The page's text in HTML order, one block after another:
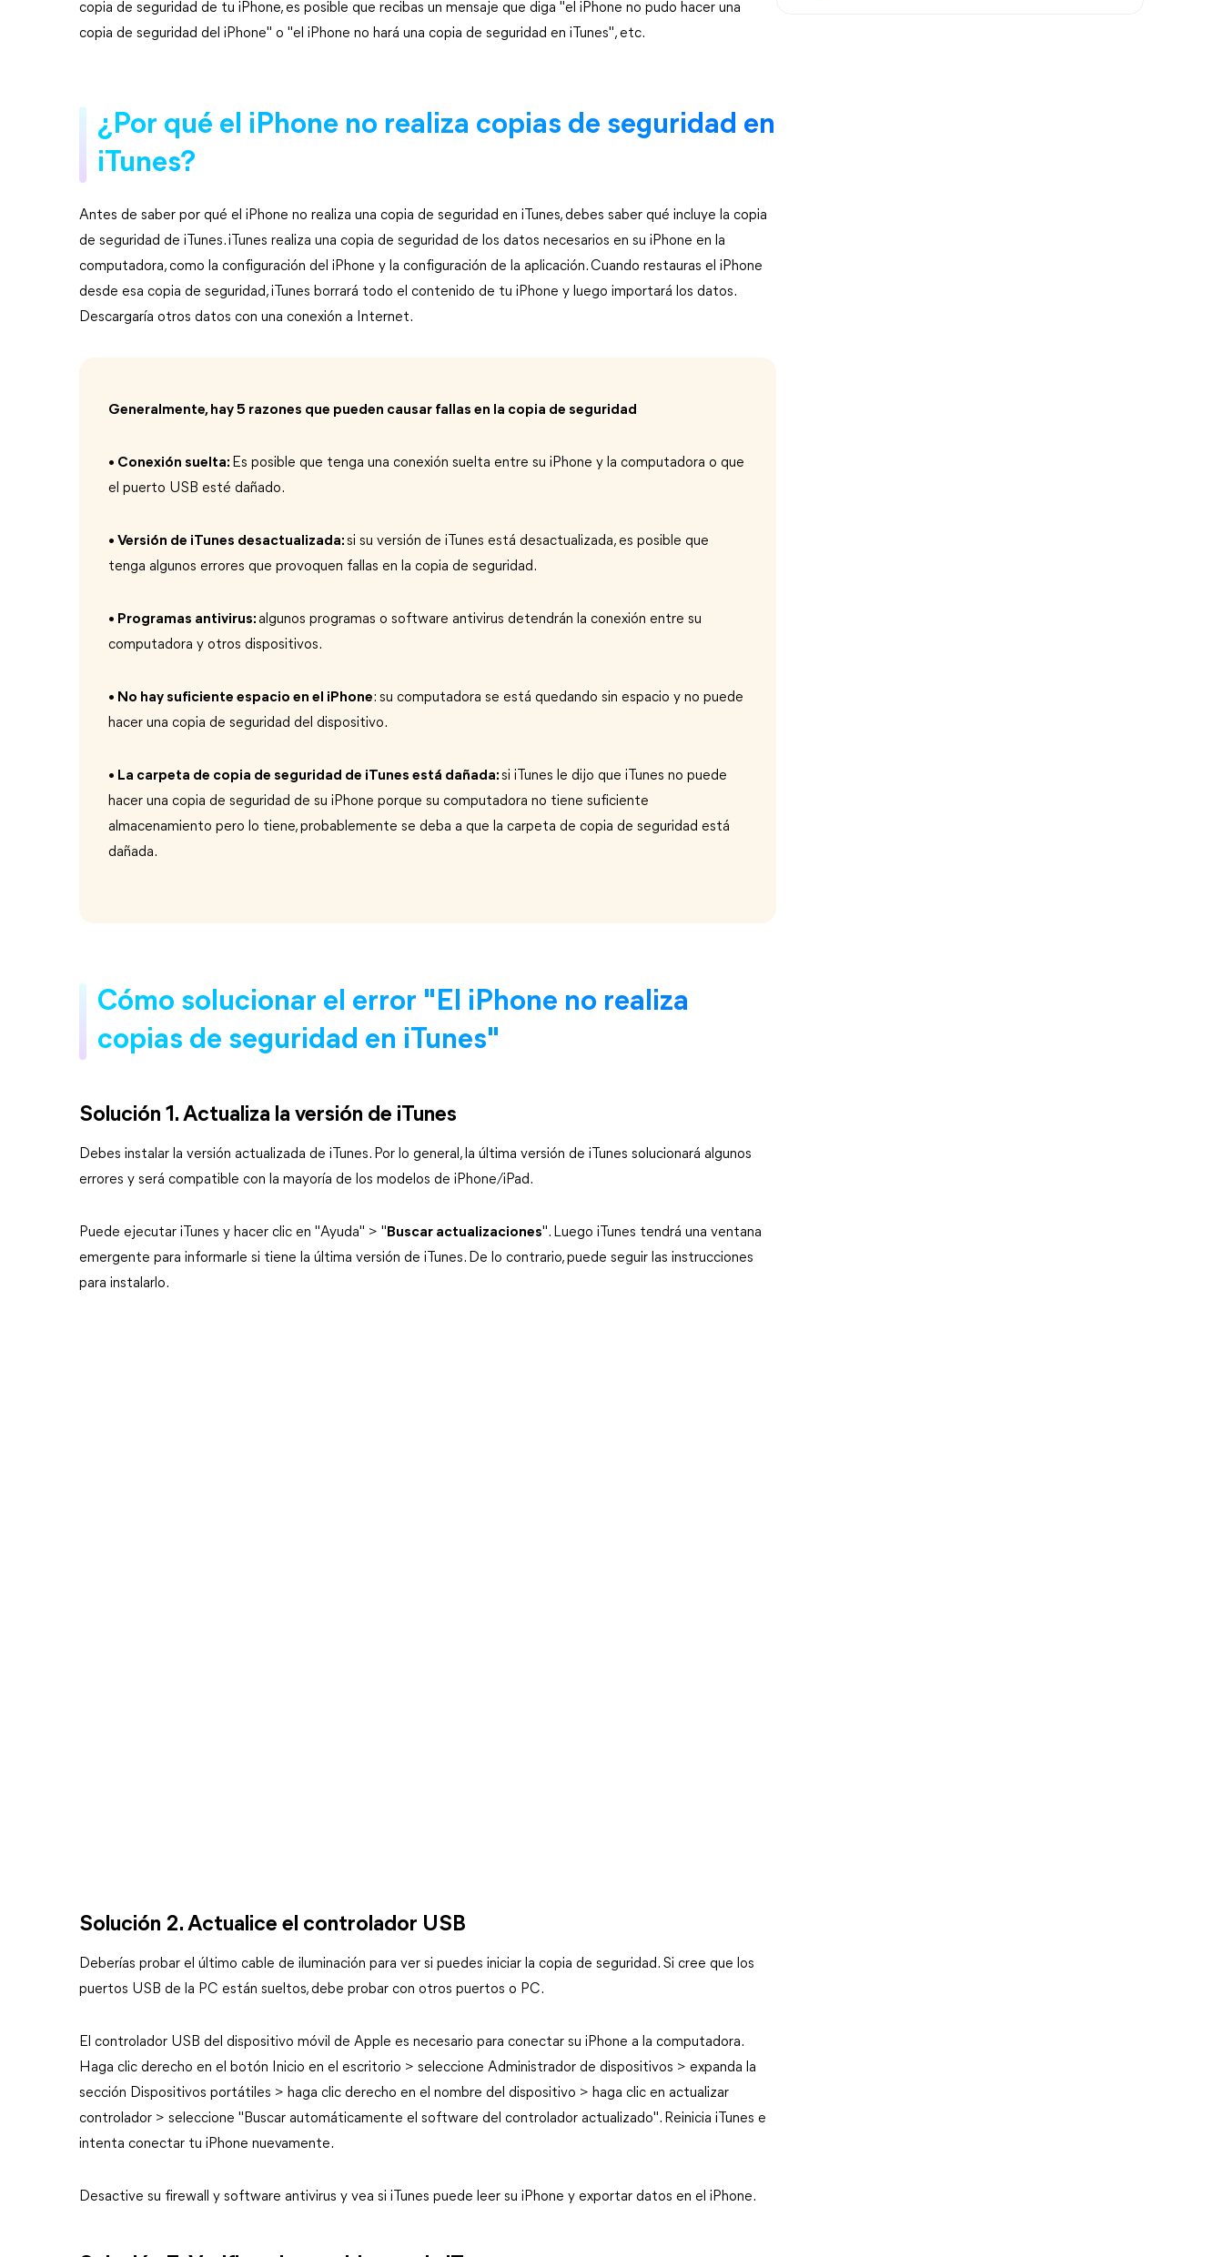
copia de seguridad de tu iPhone, es posible que recibas un mensaje que diga "el iPhone no pudo hacer una
copia de seguridad del iPhone" o "el iPhone no hará una copia de seguridad en iTunes", etc.
¿Por qué el iPhone no realiza copias de seguridad en
iTunes?
Antes de saber por qué el iPhone no realiza una copia de seguridad en iTunes, debes saber qué incluye la copia
de seguridad de iTunes. iTunes realiza una copia de seguridad de los datos necesarios en su iPhone en la
computadora, como la configuración del iPhone y la configuración de la aplicación. Cuando restauras el iPhone
desde esa copia de seguridad, iTunes borrará todo el contenido de tu iPhone y luego importará los datos.
Descargaría otros datos con una conexión a Internet.
Generalmente, hay 5 razones que pueden causar fallas en la copia de seguridad
• Conexión suelta: Es posible que tenga una conexión suelta entre su iPhone y la computadora o que
el puerto USB esté dañado.
• Versión de iTunes desactualizada:si su versión de iTunes está desactualizada, es posible que
tenga algunos errores que provoquen fallas en la copia de seguridad.
• Programas antivirus:algunos programas o software antivirus detendrán la conexión entre su
computadora y otros dispositivos.
• No hay suficiente espacio en el iPhone: su computadora se está quedando sin espacio y no puede
hacer una copia de seguridad del dispositivo.
• La carpeta de copia de seguridad de iTunes está dañada:si iTunes le dijo que iTunes no puede
hacer una copia de seguridad de su iPhone porque su computadora no tiene suficiente
almacenamiento pero lo tiene, probablemente se deba a que la carpeta de copia de seguridad está
dañada.
Cómo solucionar el error "El iPhone no realiza
copias de seguridad en iTunes"
Solución 1. Actualiza la versión de iTunes
Debes instalar la versión actualizada de iTunes. Por lo general, la última versión de iTunes solucionará algunos
errores y será compatible con la mayoría de los modelos de iPhone/iPad.
Puede ejecutar iTunes y hacer clic en "Ayuda" > "Buscar actualizaciones". Luego iTunes tendrá una ventana
emergente para informarle si tiene la última versión de iTunes. De lo contrario, puede seguir las instrucciones
para instalarlo.
Solución 2. Actualice el controlador USB
Deberías probar el último cable de iluminación para ver si puedes iniciar la copia de seguridad. Si cree que los
puertos USB de la PC están sueltos, debe probar con otros puertos o PC.
El controlador USB del dispositivo móvil de Apple es necesario para conectar su iPhone a la computadora.
Haga clic derecho en el botón Inicio en el escritorio > seleccione Administrador de dispositivos > expanda la
sección Dispositivos portátiles > haga clic derecho en el nombre del dispositivo > haga clic en actualizar
controlador > seleccione "Buscar automáticamente el software del controlador actualizado". Reinicia iTunes e
intenta conectar tu iPhone nuevamente.
Desactive su firewall y software antivirus y vea si iTunes puede leer su iPhone y exportar datos en el iPhone.